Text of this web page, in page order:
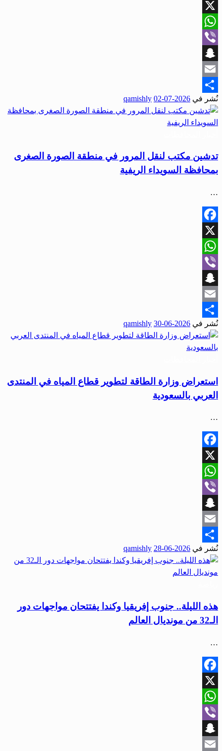
Facebook
X
WhatsApp
Viber
Snapchat
Email
Share
نُشر في 2026-07-02
qamishly
تدشين مكتب لنقل المرور في منطقة الصورة الصغرى
بمحافظة السويداء الريفية
…
Facebook
X
WhatsApp
Viber
Snapchat
Email
Share
نُشر في 2026-06-30
qamishly
استعراض وزارة الطاقة لتطوير قطاع المياه في المنتدى
العربي بالسعودية
…
Facebook
X
WhatsApp
Viber
Snapchat
Email
Share
نُشر في 2026-06-28
qamishly
هذه الليلة.. جنوب إفريقيا وكندا يفتتحان مواجهات دور
الـ32 من مونديال العالم
…
Facebook
X
WhatsApp
Viber
Snapchat